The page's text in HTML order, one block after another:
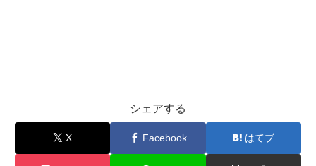
シェアする
X Facebook はてブ